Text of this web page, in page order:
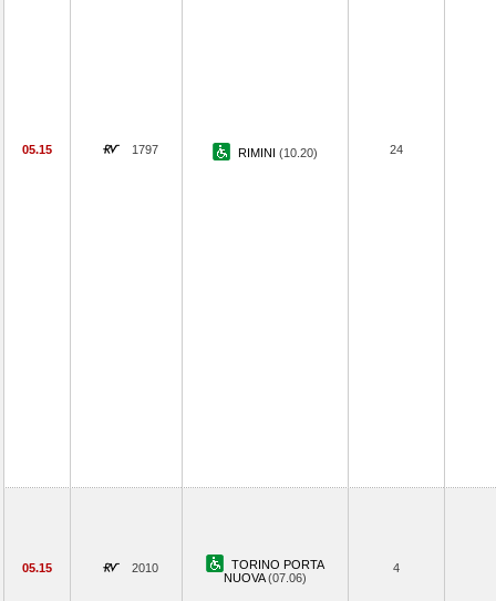
05.15 1797 RIMINI (10.20) 24
05.15 2010
TORINO PORTA
NUOVA(07.06)
4